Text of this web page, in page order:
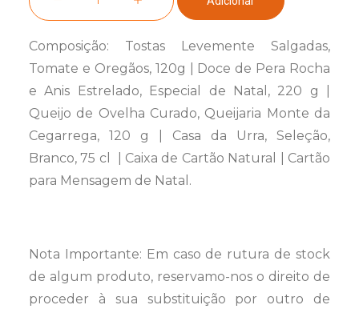
de
Composição: Tostas Levemente Salgadas,
Tomate e Oregãos, 120g | Doce de Pera Rocha
e Anis Estrelado, Especial de Natal, 220 g |
Queijo de Ovelha Curado, Queijaria Monte da
Cegarrega, 120 g | Casa da Urra, Seleção,
Branco, 75 cl | Caixa de Cartão Natural | Cartão
para Mensagem de Natal.
Nota Importante: Em caso de rutura de stock
de algum produto, reservamo-nos o direito de
proceder à sua substituição por outro de